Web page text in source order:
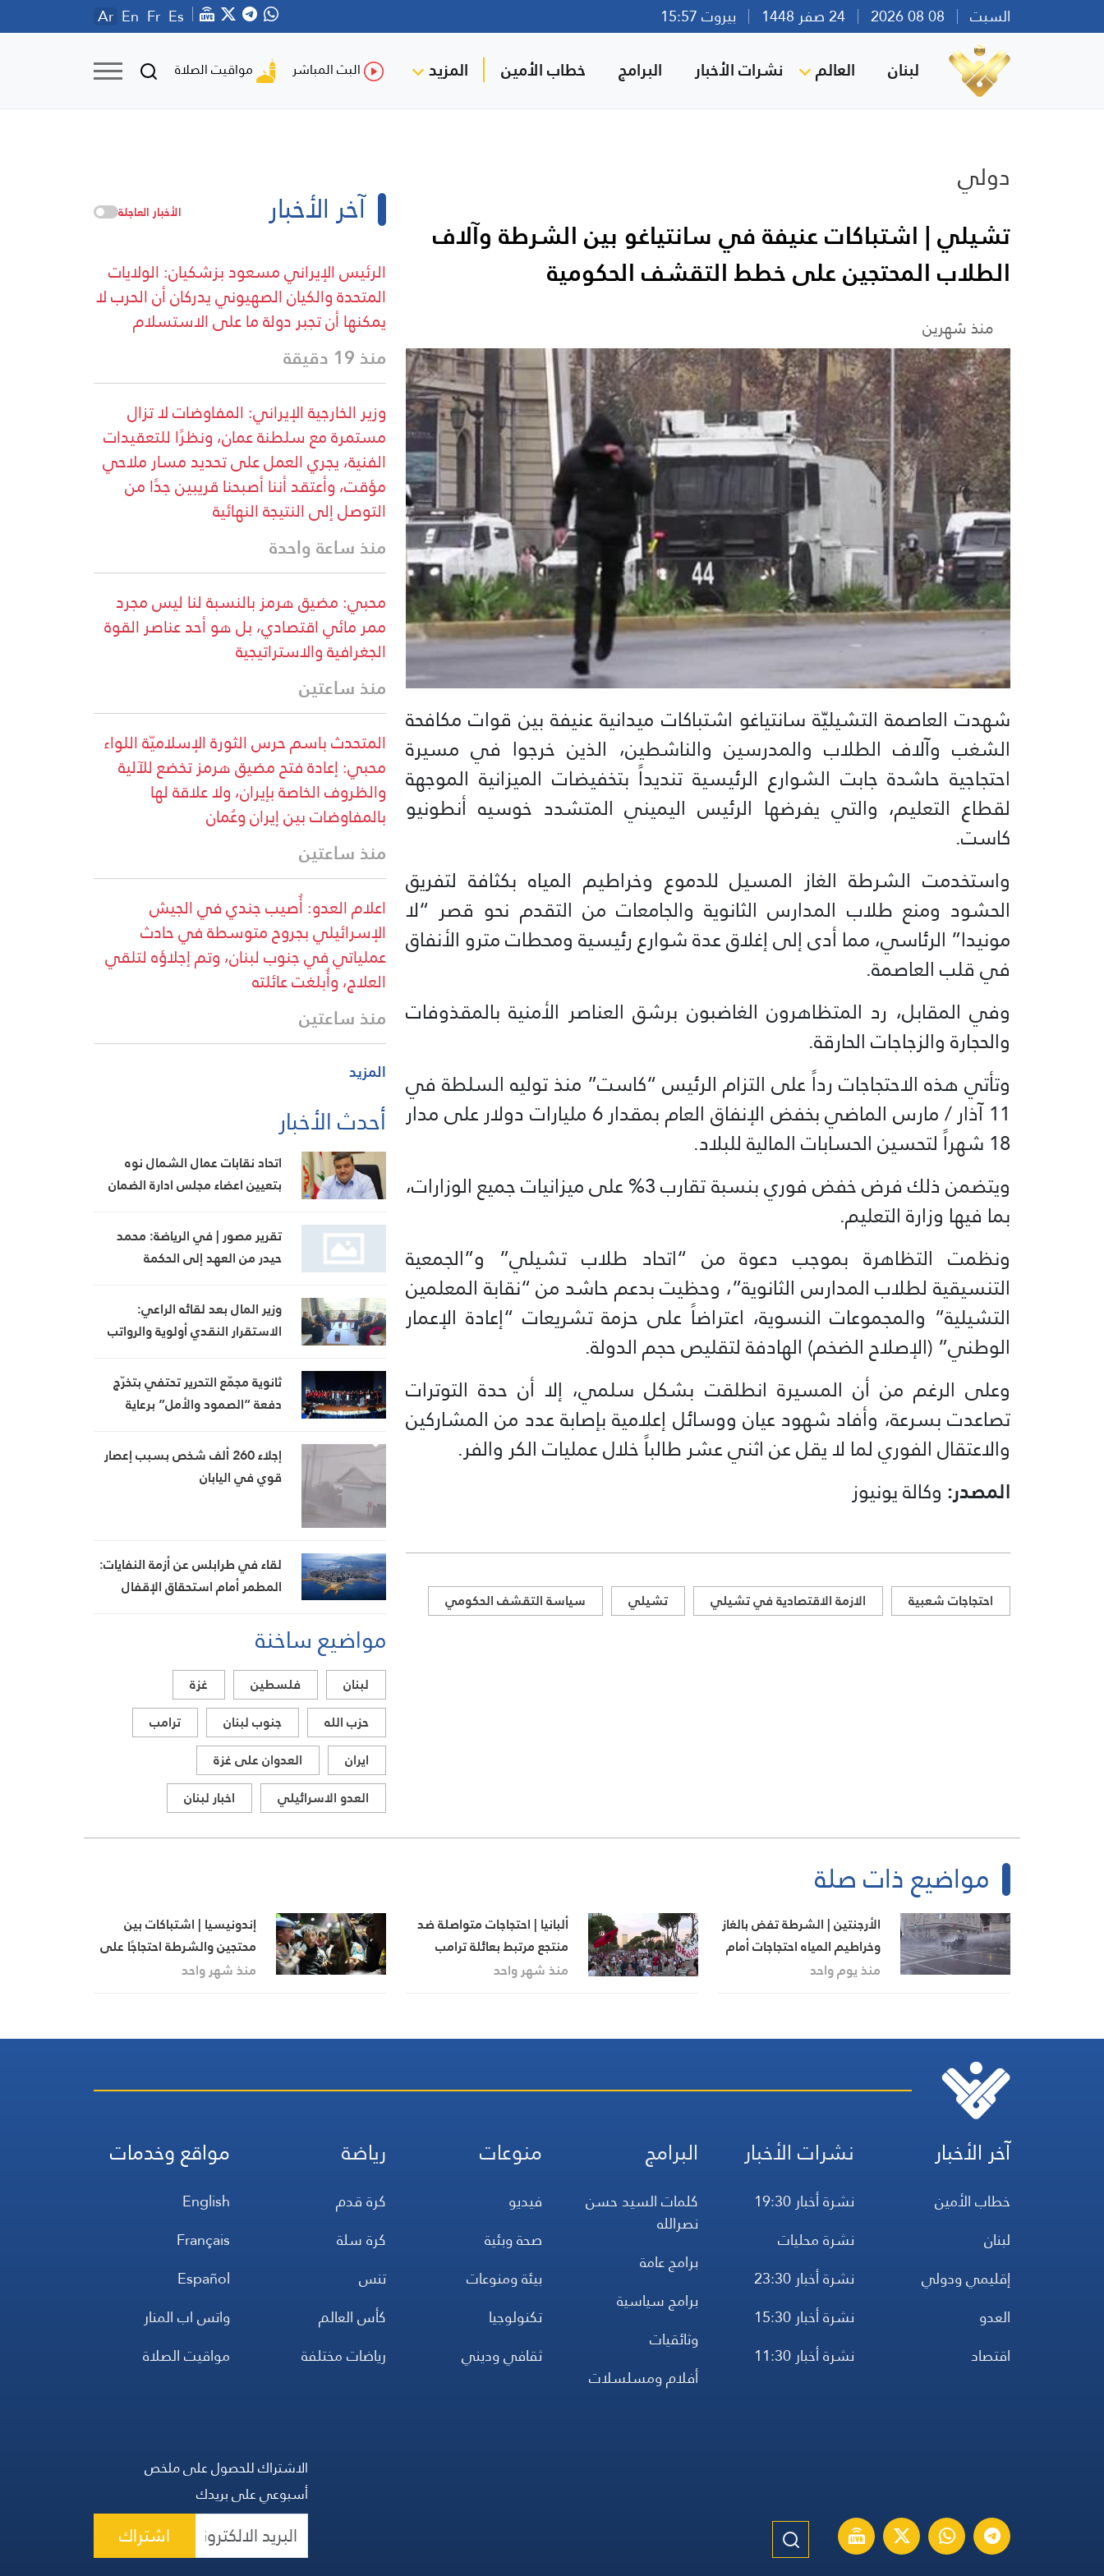
السبت بيروت 15:57 Ar En Fr Es
لبنان العالم نشرات الأخبار البرامج خطاب الأمين المزيد البث المباشر مواقيت الصلاة
دولي
تشيلي | اشتباكات عنيفة في سانتياغو بين الشرطة وآلاف
الطلاب المحتجين على خطط التقشف الحكومية
منذ شهرين
شهدت العاصمة التشيليّة سانتياغو اشتباكات ميدانية عنيفة بين قوات مكافحة
الشغب وآلاف الطلاب والمدرسين والناشطين، الذين خرجوا في مسيرة
احتجاجية حاشدة جابت الشوارع الرئيسية تنديداً بتخفيضات الميزانية الموجهة
لقطاع التعليم، والتي يفرضها الرئيس اليميني المتشدد خوسيه أنطونيو
كاست.
واستخدمت الشرطة الغاز المسيل للدموع وخراطيم المياه بكثافة لتفريق
الحشود ومنع طلاب المدارس الثانوية والجامعات من التقدم نحو قصر “لا
مونيدا” الرئاسي، مما أدى إلى إغلاق عدة شوارع رئيسية ومحطات مترو الأنفاق
في قلب العاصمة.
وفي المقابل، رد المتظاهرون الغاضبون برشق العناصر الأمنية بالمقذوفات
والحجارة والزجاجات الحارقة.
وتأتي هذه الاحتجاجات رداً على التزام الرئيس “كاست” منذ توليه السلطة في
11 آذار / مارس الماضي بخفض الإنفاق العام بمقدار 6 مليارات دولار على مدار
18 شهراً لتحسين الحسابات المالية للبلاد.
ويتضمن ذلك فرض خفض فوري بنسبة تقارب 3% على ميزانيات جميع الوزارات،
بما فيها وزارة التعليم.
ونظمت التظاهرة بموجب دعوة من “اتحاد طلاب تشيلي” و”الجمعية
التنسيقية لطلاب المدارس الثانوية”، وحظيت بدعم حاشد من “نقابة المعلمين
التشيلية” والمجموعات النسوية، اعتراضاً على حزمة تشريعات “إعادة الإعمار
الوطني” (الإصلاح الضخم) الهادفة لتقليص حجم الدولة.
وعلى الرغم من أن المسيرة انطلقت بشكل سلمي، إلا أن حدة التوترات
تصاعدت بسرعة، وأفاد شهود عيان ووسائل إعلامية بإصابة عدد من المشاركين
والاعتقال الفوري لما لا يقل عن اثني عشر طالباً خلال عمليات الكر والفر.
المصدر: وكالة يونيوز
احتجاجات شعبية الازمة الاقتصادية في تشيلي تشيلي سياسة التقشف الحكومي
آخر الأخبار الأخبار العاجلة
الرئيس الإيراني مسعود بزشكيان: الولايات
المتحدة والكيان الصهيوني يدركان أن الحرب لا
يمكنها أن تجبر دولة ما على الاستسلام
منذ 19 دقيقة
وزير الخارجية الإيراني: المفاوضات لا تزال
مستمرة مع سلطنة عمان، ونظرًا للتعقيدات
الفنية، يجري العمل على تحديد مسار ملاحي
مؤقت، وأعتقد أننا أصبحنا قريبين جدًا من
التوصل إلى النتيجة النهائية
منذ ساعة واحدة
محبي: مضيق هرمز بالنسبة لنا ليس مجرد
ممر مائي اقتصادي، بل هو أحد عناصر القوة
الجغرافية والاستراتيجية
منذ ساعتين
المتحدث باسم حرس الثورة الإسلاميّة اللواء
محبي: إعادة فتح مضيق هرمز تخضع للآلية
والظروف الخاصة بإيران، ولا علاقة لها
بالمفاوضات بين إيران وعُمان
منذ ساعتين
اعلام العدو: أُصيب جندي في الجيش
الإسرائيلي بجروح متوسطة في حادث
عملياتي في جنوب لبنان، وتم إجلاؤه لتلقي
العلاج، وأُبلغت عائلته
منذ ساعتين
المزيد
أحدث الأخبار
اتحاد نقابات عمال الشمال نوه
بتعيين اعضاء مجلس ادارة الضمان
تقرير مصور | في الرياضة: محمد
حيدر من العهد إلى الحكمة
وزير المال بعد لقائه الراعي:
الاستقرار النقدي أولوية والرواتب
ثانوية مجمّع التحرير تحتفي بتخرّج
دفعة “الصمود والأمل” برعاية
إجلاء 260 ألف شخص بسبب إعصار
قوي في اليابان
لقاء في طرابلس عن أزمة النفايات:
المطمر أمام استحقاق الإقفال
مواضيع ساخنة
لبنان فلسطين
غزة
حزب الله
جنوب لبنان
ترامب
ايران
العدوان على غزة
العدو الاسرائيلي
اخبار لبنان
مواضيع ذات صلة
الأرجنتين | الشرطة تفض بالغاز
وخراطيم المياه احتجاجات أمام
الكونغرس
منذ يوم واحد
ألبانيا | احتجاجات متواصلة ضد
منتجع مرتبط بعائلة ترامب
منذ شهر واحد
إندونيسيا | اشتباكات بين
محتجين والشرطة احتجاجًا على
سياسات الرئيس برابوو
منذ شهر واحد
آخر الأخبار
خطاب الأمين
لبنان
إقليمي ودولي
العدو
اقتصاد
نشرات الأخبار
نشرة أخبار 19:30
نشرة محليات
نشرة أخبار 23:30
نشرة أخبار 15:30
نشرة أخبار 11:30
البرامج
كلمات السيد حسن
نصرالله
برامج عامة
برامج سياسية
وثائقيات
أفلام ومسلسلات
منوعات
فيديو
صحة وبئية
بيئة ومنوعات
تكنولوجيا
ثقافي وديني
رياضة
كرة قدم
كرة سلة
تنس
كأس العالم
رياضات مختلفة
مواقع وخدمات
English
Français
Español
واتس اب المنار
مواقيت الصلاة
الاشتراك للحصول على ملخص
أسبوعي على بريدك
اشتراك